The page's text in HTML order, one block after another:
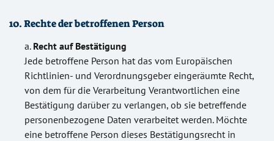
10. Rechte der betroffenen Person
Recht auf Bestätigung
Jede betroffene Person hat das vom Europäischen
Richtlinien- und Verordnungsgeber eingeräumte Recht,
von dem für die Verarbeitung Verantwortlichen eine
Bestätigung darüber zu verlangen, ob sie betreffende
personenbezogene Daten verarbeitet werden. Möchte
eine betroffene Person dieses Bestätigungsrecht in